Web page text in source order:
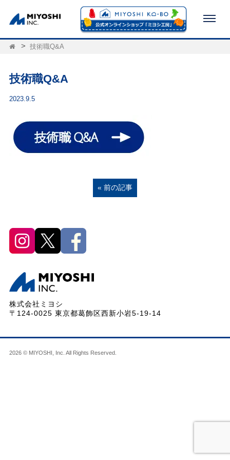
技術職Q&A
技術職Q&A
2023.9.5
« 前の記事
株式会社ミヨシ
〒124-0025 東京都葛飾区西新小岩5-19-14
2026 © MIYOSHI, Inc. All Rights Reserved.